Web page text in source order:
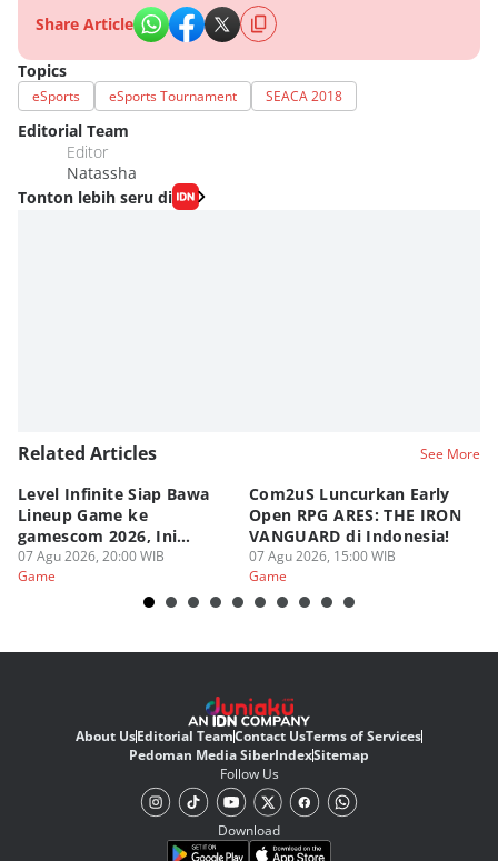
Share Article
Topics
eSports eSports Tournament SEACA 2018
Editorial Team
Editor
Natassha
Tonton lebih seru di
Related Articles See More
Level Infinite Siap Bawa
Lineup Game ke
gamescom 2026, Ini
Judulnya!
07 Agu 2026, 20:00 WIB
Game
Com2uS Luncurkan Early
Open RPG ARES: THE IRON
VANGUARD di Indonesia!
07 Agu 2026, 15:00 WIB
Game
About UsEditorial TeamContact UsTerms of Services
Pedoman Media SiberIndexSitemap
Follow Us
Download